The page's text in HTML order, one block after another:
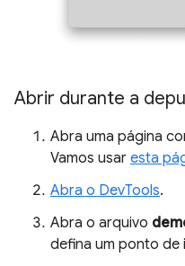
Abrir durante a
Abra uma página
Vamos usar esta
Abra o DevTools.
Abra o arquivo
defina um ponto de